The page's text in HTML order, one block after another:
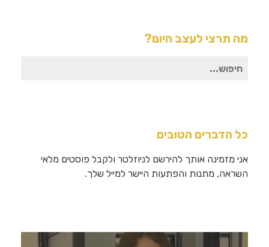
מה תרצי לעצב היום?
חיפוש
כל הדברים הטובים
אני מזמינה אותך להירשם לניוזלטר ולקבל פוסטים מלאי
השראה, מתנות והפתעות היישר למייל שלך.